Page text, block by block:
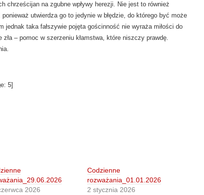
chrześcijan na zgubne wpływy herezji. Nie jest to również
ponieważ utwierdza go to jedynie w błędzie, do którego być może
taka fałszywie pojęta gościnność nie wyraża miłości do
– pomoc w szerzeniu kłamstwa, które niszczy prawdę.
5]
2026
Codzienne
rozważania_01.01.2026
2 stycznia 2026